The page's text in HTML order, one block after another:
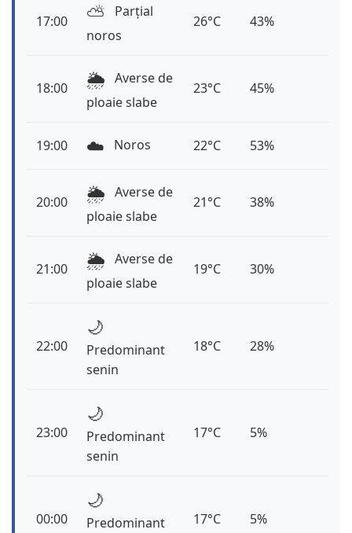
17:00 ⛅️
Parțial
noros
26°C 43%
18:00 🌦️ Averse de
ploaie slabe
23°C 45%
19:00 ☁️ Noros 22°C 53%
20:00 🌦️ Averse de
ploaie slabe
21°C 38%
21:00 🌦️ Averse de
ploaie slabe
19°C 30%
22:00
🌙
Predominant
senin
18°C 28%
23:00
🌙
Predominant
senin
17°C 5%
00:00
🌙
Predominant
17°C 5%